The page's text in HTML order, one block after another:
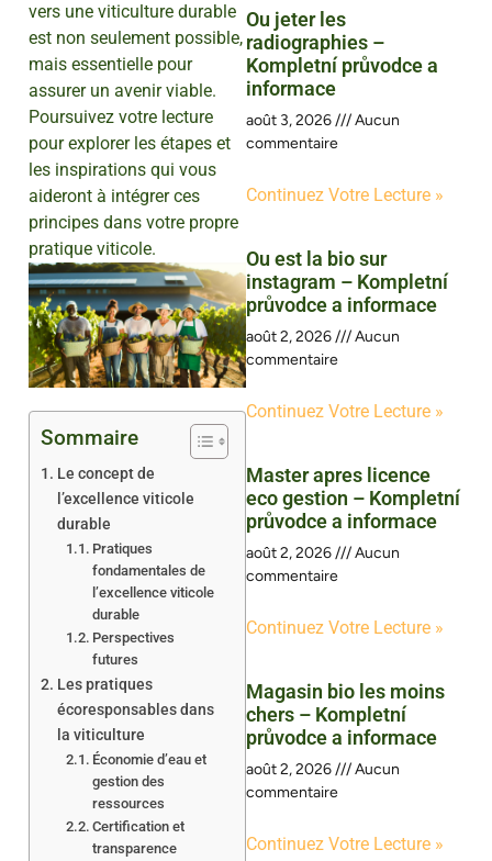
vers une viticulture durable
est non seulement possible,
mais essentielle pour
assurer un avenir viable.
Poursuivez votre lecture
pour explorer les étapes et
les inspirations qui vous
aideront à intégrer ces
principes dans votre propre
pratique viticole.
Sommaire
Le concept de
l’excellence viticole
durable
Pratiques
fondamentales de
l’excellence viticole
durable
Perspectives
futures
Les pratiques
écoresponsables dans
la viticulture
Économie d’eau et
gestion des
ressources
Certification et
transparence
Ou jeter les
radiographies –
Kompletní průvodce a
informace
août 3, 2026
Aucun
commentaire
Continuez Votre Lecture »
Ou est la bio sur
instagram – Kompletní
průvodce a informace
août 2, 2026
Aucun
commentaire
Continuez Votre Lecture »
Master apres licence
eco gestion – Kompletní
průvodce a informace
août 2, 2026
Aucun
commentaire
Continuez Votre Lecture »
Magasin bio les moins
chers – Kompletní
průvodce a informace
août 2, 2026
Aucun
commentaire
Continuez Votre Lecture »